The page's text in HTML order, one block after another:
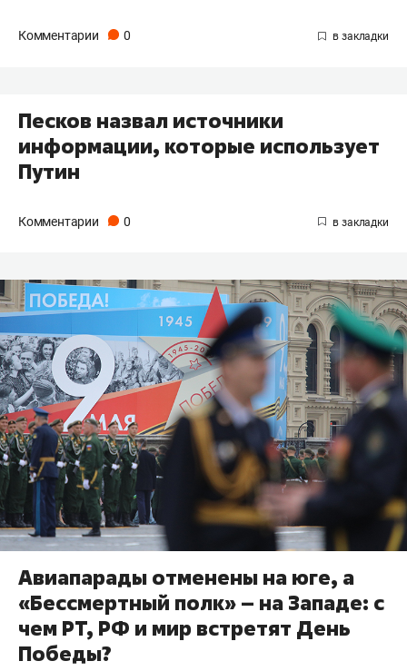
Комментарии 0
Песков назвал источники
информации, которые использует
Путин
Комментарии 0
Авиапарады отменены на юге, а
«Бессмертный полк» – на Западе: с
чем РТ, РФ и мир встретят День
Победы?